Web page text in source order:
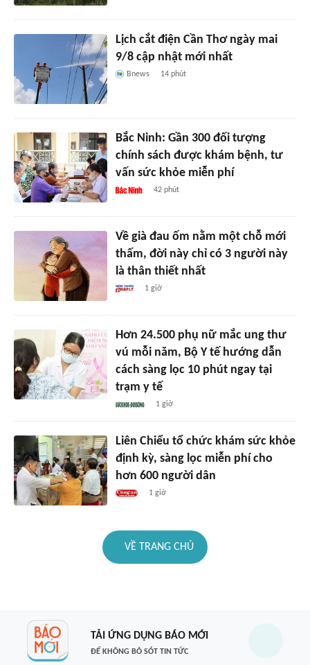
Lịch cắt điện Cần Thơ ngày mai
9/8 cập nhật mới nhất
Bnews 14 phút
Bắc Ninh: Gần 300 đối tượng
chính sách được khám bệnh, tư
vấn sức khỏe miễn phí
42 phút
Về già đau ốm nằm một chỗ mới
thấm, đời này chỉ có 3 người này
là thân thiết nhất
1 giờ
Hơn 24.500 phụ nữ mắc ung thư
vú mỗi năm, Bộ Y tế hướng dẫn
cách sàng lọc 10 phút ngay tại
trạm y tế
1 giờ
Liên Chiểu tổ chức khám sức khỏe
định kỳ, sàng lọc miễn phí cho
hơn 600 người dân
1 giờ
VỀ TRANG CHỦ
TẢI ỨNG DỤNG BÁO MỚI
ĐỂ KHÔNG BỎ SÓT TIN TỨC